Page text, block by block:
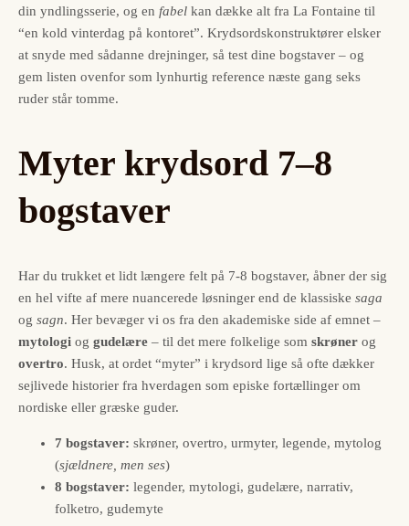
din yndlingsserie, og en fabel kan dække alt fra La Fontaine til
“en kold vinterdag på kontoret”. Krydsordskonstruktører elsker
at snyde med sådanne drejninger, så test dine bogstaver – og
gem listen ovenfor som lynhurtig reference næste gang seks
ruder står tomme.
Myter krydsord 7–8
bogstaver
Har du trukket et lidt længere felt på 7-8 bogstaver, åbner der sig
en hel vifte af mere nuancerede løsninger end de klassiske saga
og sagn. Her bevæger vi os fra den akademiske side af emnet –
mytologi og gudelære – til det mere folkelige som skrøner og
overtro. Husk, at ordet “myter” i krydsord lige så ofte dækker
sejlivede historier fra hverdagen som episke fortællinger om
nordiske eller græske guder.
7 bogstaver: skrøner, overtro, urmyter, legende, mytolog
(sjældnere, men ses)
8 bogstaver: legender, mytologi, gudelære, narrativ,
folketro, gudemyte